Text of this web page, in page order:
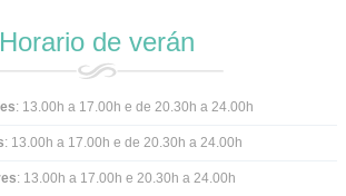
Horario de verán
: 13.00h a 17.00h e de 20.30h a 24.00h
: 13.00h a 17.00h e de 20.30h a 24.00h
: 13.00h a 17.00h e 20.30h a 24.00h